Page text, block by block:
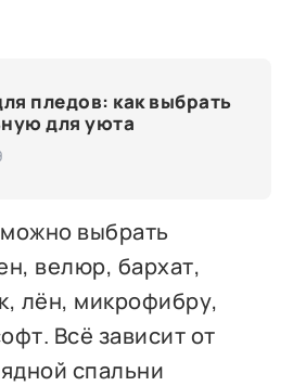
пледов: как выбрать
для уюта
выбрать
велюр, бархат,
лён, микрофибру,
Всё зависит от
спальни